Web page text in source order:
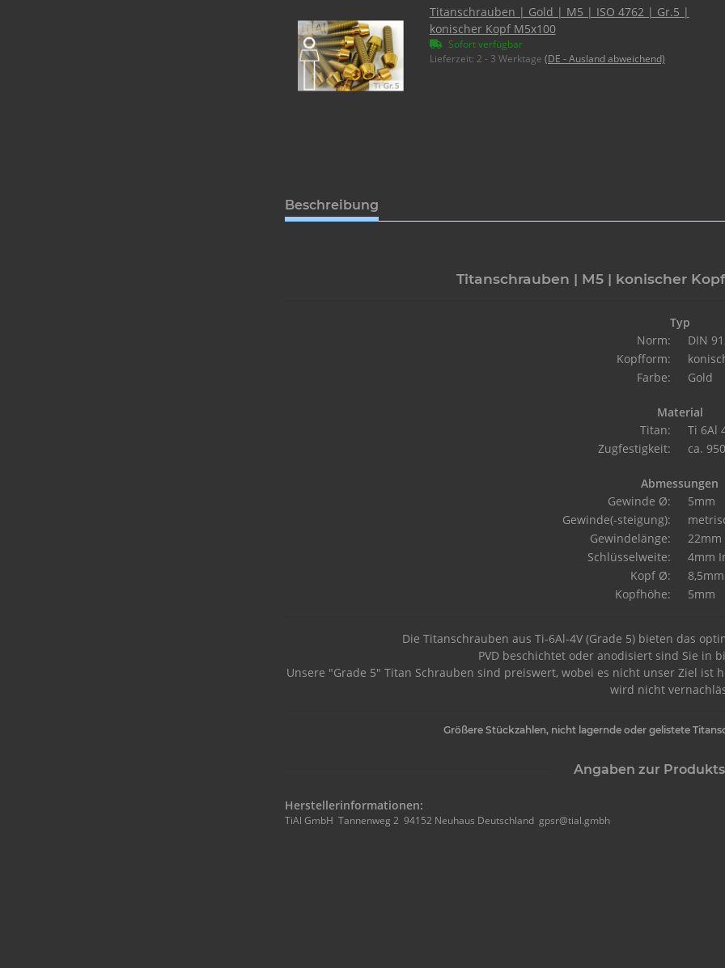
Titanschrauben | Gold | M5 | ISO 4762 | Gr.5 |
konischer Kopf M5x100
Sofort verfügbar
Lieferzeit: 2 - 3 Werktage (DE - Ausland abweichend)
Beschreibung
Titanschrauben | M5 | konischer Kopf
Typ
Norm:
DIN
Kopfform:
Farbe:
Gold
Material
Titan:
Ti 6Al
Zugfestigkeit:
ca.
Abmessungen
Gewinde Ø:
5mm
Gewinde(-steigung):
Gewindelänge:
22mm
Schlüsselweite:
4mm
Kopf Ø:
8,5mm
Kopfhöhe:
5mm
Die Titanschrauben aus Ti-6Al-4V (Grade 5) bieten das
PVD beschichtet oder anodisiert sind Sie in
Unsere "Grade 5" Titan Schrauben sind preiswert, wobei es nicht unser Ziel
wird nicht
Größere Stückzahlen, nicht lagernde oder gelistete
Angaben zur
Herstellerinformationen:
TiAl GmbH Tannenweg 2 94152 Neuhaus Deutschland gpsr@tial.gmbh